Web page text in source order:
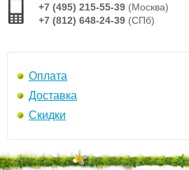
+7 (495) 215-55-39 (Москва)
+7 (812) 648-24-39 (СПб)
Оплата
Доставка
Скидки